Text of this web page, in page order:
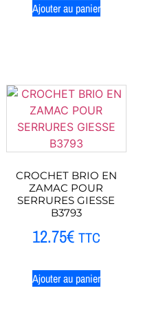
Ajouter au panier
CROCHET BRIO EN
ZAMAC POUR
SERRURES GIESSE
B3793
12.75€ TTC
Ajouter au panier